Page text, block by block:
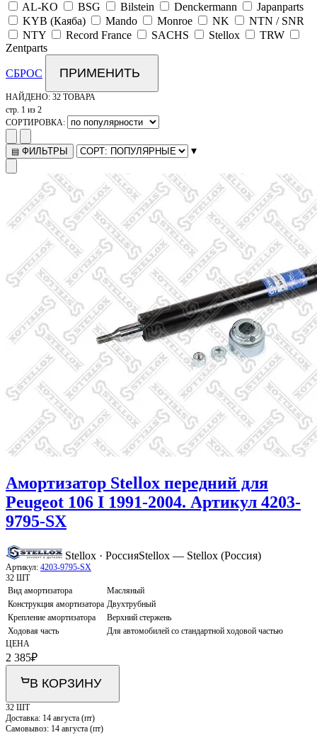
AL-KO BSG Bilstein Denckermann
Japanparts
KYB (Каяба)
Mando Monroe NK
NTN / SNR
NTY
Record France SACHS Stellox
TRW
Zentparts
СБРОС ПРИМЕНИТЬ
НАЙДЕНО: 32 ТОВАРА
стр. 1 из 2
СОРТИРОВКА:
▤ ФИЛЬТРЫ ▾
Амортизатор Stellox передний для
Peugeot 106 I 1991-2004. Артикул 4203-
9795-SX
Stellox · РоссияStellox — Stellox (Россия)
Артикул: 4203-9795-SX
32 ШТ
Вид амортизатора
Масляный
Конструкция амортизатора Двухтрубный
Крепление амортизатора
Верхний стержень
Ходовая часть
Для автомобилей со стандартной ходовой частью
ЦЕНА
2 385₽
В КОРЗИНУ
32 ШТ
Доставка: 14 августа (пт)
Самовывоз: 14 августа (пт)